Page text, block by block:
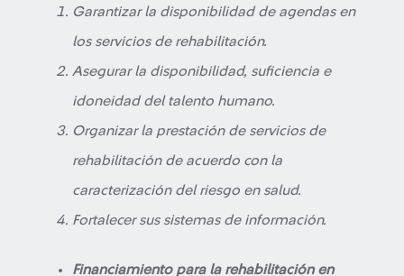
Garantizar la disponibilidad de agendas en
los servicios de rehabilitación.
Asegurar la disponibilidad, suficiencia e
idoneidad del talento humano.
Organizar la prestación de servicios de
rehabilitación de acuerdo con la
caracterización del riesgo en salud.
Fortalecer sus sistemas de información.
Financiamiento para la rehabilitación en